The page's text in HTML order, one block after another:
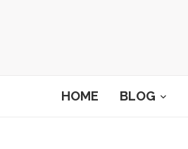
HOME BLOG